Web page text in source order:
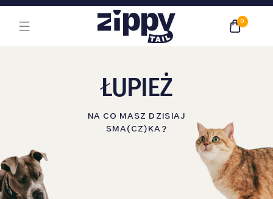
Przejdź do treści głównej
0
ŁUPIEŻ
NA CO MASZ DZISIAJ
SMA(CZ)KA?